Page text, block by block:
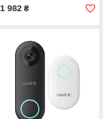
1 982 ₴